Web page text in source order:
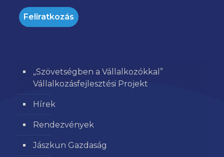
„Szövetségben a Vállalkozókkal”
Vállalkozásfejlesztési Projekt
Hírek
Rendezvények
Jászkun Gazdaság